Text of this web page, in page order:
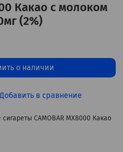
Какао с молоком
(2%)
Добавить в сравнение
о наличии
CAMOBAR MX8000 Какао